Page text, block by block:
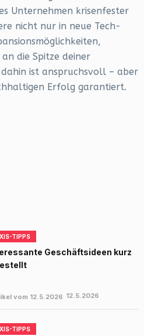
Unternehmen krisenfester
nicht nur in neue Tech-
die Spitze deiner
ist anspruchsvoll – aber
Erfolg garantiert.
TIPPS
Geschäftsideen kurz
12.5.2026
TIPPS